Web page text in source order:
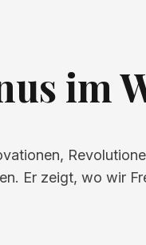
im
Er zeigt, wo wir